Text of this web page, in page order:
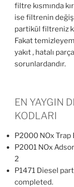
filtre kısmında
ise filtrenin
partikül filtreniz
Fakat
yakıt , hatalı
sorunlardandır.
EN YAYGIN
KODLARI
P2000 NOx
P2001 NOx
2
P1471 Diesel
completed.